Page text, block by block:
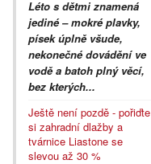
Léto s dětmi znamená
jediné – mokré plavky,
písek úplně všude,
nekonečné dovádění ve
vodě a batoh plný věcí,
bez kterých...
Ještě není pozdě - pořiďte
si zahradní dlažby a
tvárnice Liastone se
slevou až 30 %